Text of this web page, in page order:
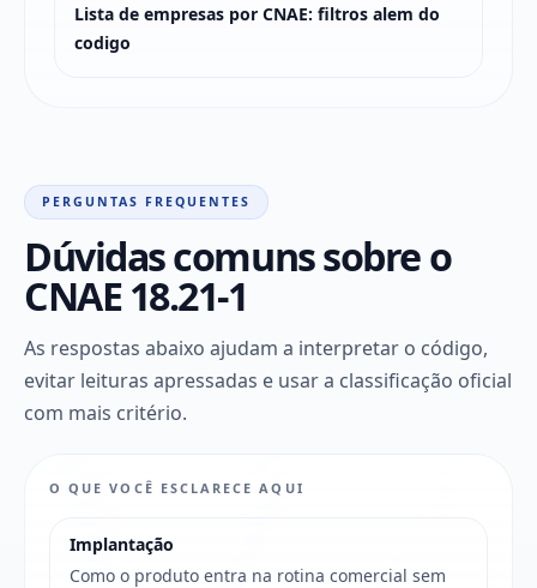
Lista de empresas por CNAE: filtros alem do
codigo
PERGUNTAS FREQUENTES
Dúvidas comuns sobre o
CNAE 18.21-1
As respostas abaixo ajudam a interpretar o código,
evitar leituras apressadas e usar a classificação oficial
com mais critério.
O QUE VOCÊ ESCLARECE AQUI
Implantação
Como o produto entra na rotina comercial sem